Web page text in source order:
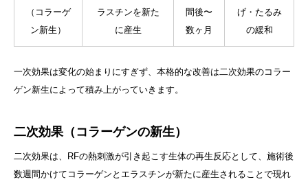
（コラーゲ
ン新生）
ラスチンを新た
に産生
間後〜
数ヶ月
げ・たるみ
の緩和
一次効果は変化の始まりにすぎず、本格的な改善は二次効果のコラー
ゲン新生によって積み上がっていきます。
二次効果（コラーゲンの新生）
二次効果は、RFの熱刺激が引き起こす生体の再生反応として、施術後
数週間かけてコラーゲンとエラスチンが新たに産生されることで現れ